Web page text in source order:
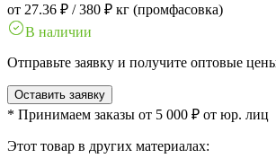
от 27.36 ₽ /380 ₽ кг (промфасовка)
В наличии
Отправьте заявку и получите оптовые
Оставить заявку
* Принимаем заказы от 5 000 ₽ от юр. лиц
Этот товар в других материалах: